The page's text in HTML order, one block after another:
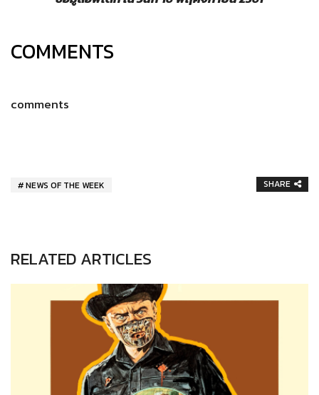
COMMENTS
comments
NEWS OF THE WEEK SHARE
RELATED ARTICLES